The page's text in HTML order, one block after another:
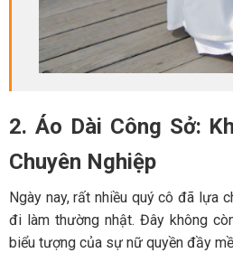
2. Áo Dài Công Sở:
Chuyên Nghiệp
Ngày nay, rất nhiều quý cô đã lựa
đi làm thường nhật. Đây không
biểu tượng của sự nữ quyền đầy